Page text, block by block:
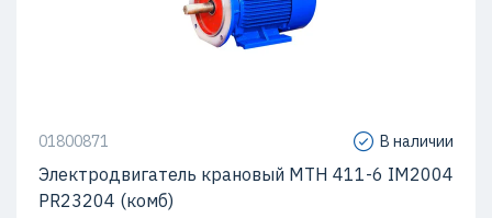
01800871 В наличии
Электродвигатель крановый МТН 411-6 IM2004
PR23204 (комб)